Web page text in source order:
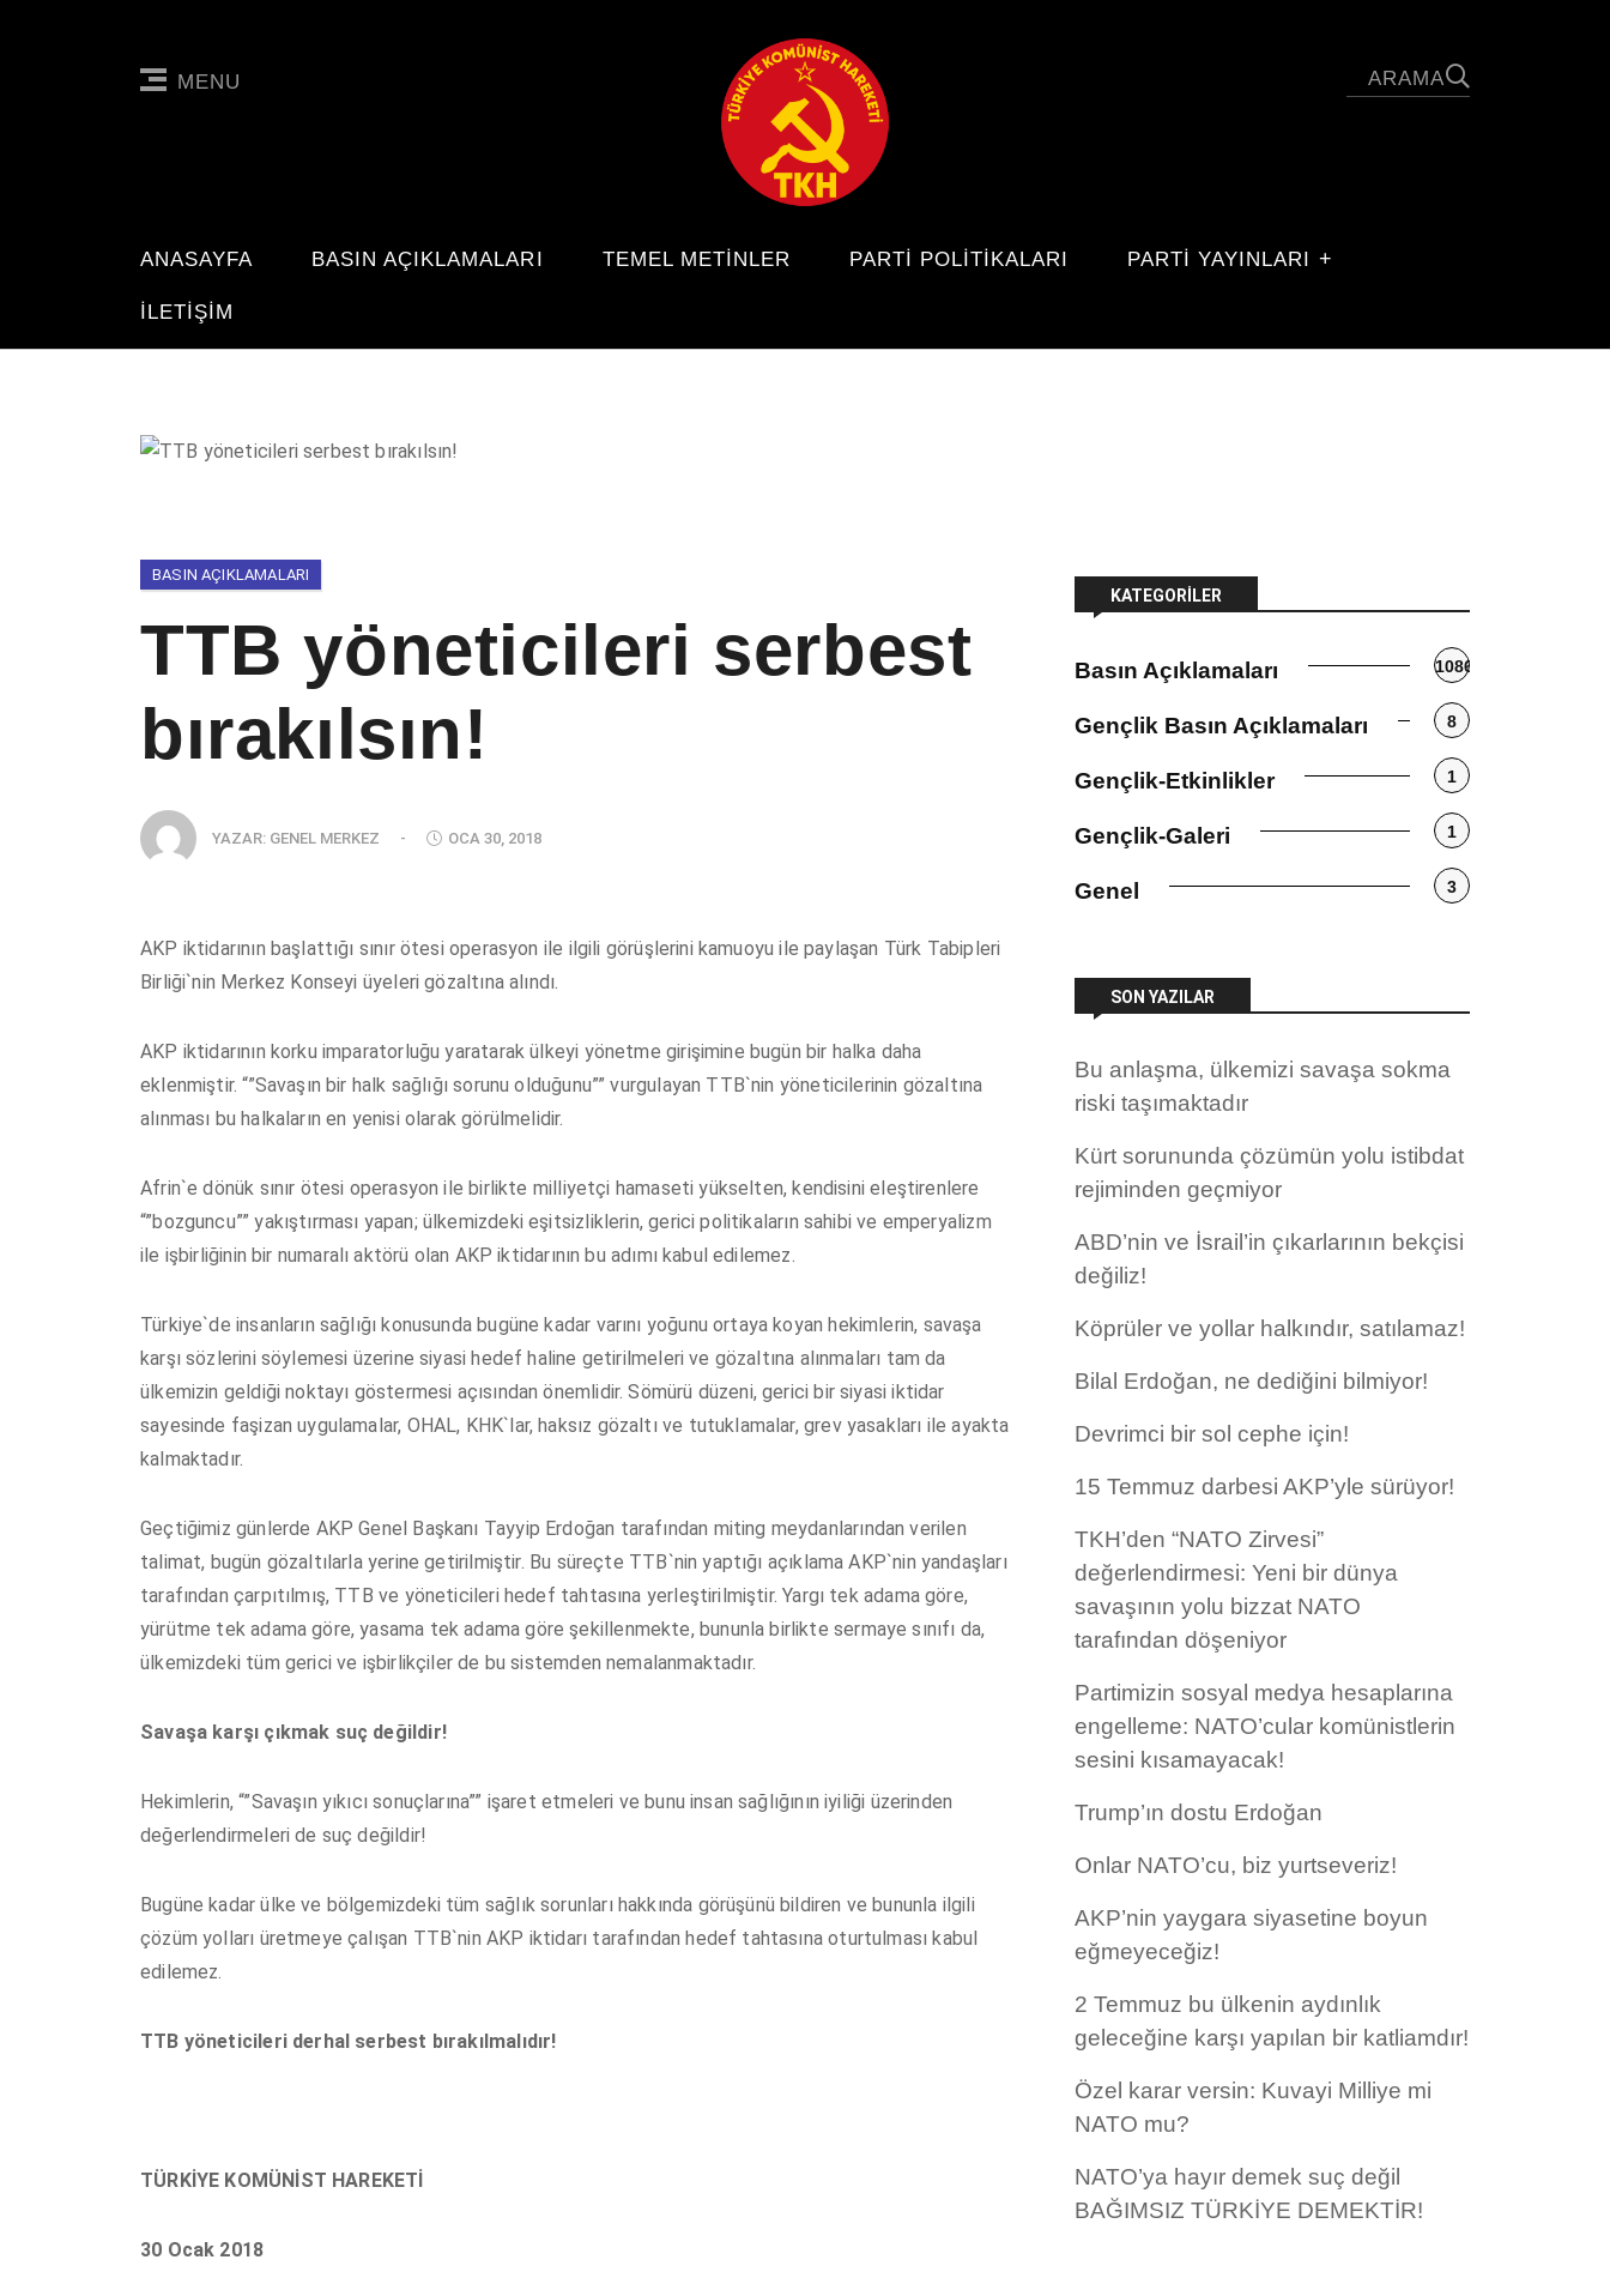
MENU
ANASAYFA BASIN AÇIKLAMALARI TEMEL METINLER PARTI POLITIKALARI PARTİ YAYINLARI
İLETIŞIM
BASIN AÇIKLAMALARI
TTB yöneticileri serbest
bırakılsın!
YAZAR: GENEL MERKEZ - OCA 30, 2018
AKP iktidarının başlattığı sınır ötesi operasyon ile ilgili görüşlerini kamuoyu ile paylaşan Türk Tabipleri
Birliği`nin Merkez Konseyi üyeleri gözaltına alındı.
AKP iktidarının korku imparatorluğu yaratarak ülkeyi yönetme girişimine bugün bir halka daha
eklenmiştir. “”Savaşın bir halk sağlığı sorunu olduğunu”” vurgulayan TTB`nin yöneticilerinin gözaltına
alınması bu halkaların en yenisi olarak görülmelidir.
Afrin`e dönük sınır ötesi operasyon ile birlikte milliyetçi hamaseti yükselten, kendisini eleştirenlere
“”bozguncu”” yakıştırması yapan; ülkemizdeki eşitsizliklerin, gerici politikaların sahibi ve emperyalizm
ile işbirliğinin bir numaralı aktörü olan AKP iktidarının bu adımı kabul edilemez.
Türkiye`de insanların sağlığı konusunda bugüne kadar varını yoğunu ortaya koyan hekimlerin, savaşa
karşı sözlerini söylemesi üzerine siyasi hedef haline getirilmeleri ve gözaltına alınmaları tam da
ülkemizin geldiği noktayı göstermesi açısından önemlidir. Sömürü düzeni, gerici bir siyasi iktidar
sayesinde faşizan uygulamalar, OHAL, KHK`lar, haksız gözaltı ve tutuklamalar, grev yasakları ile ayakta
kalmaktadır.
Geçtiğimiz günlerde AKP Genel Başkanı Tayyip Erdoğan tarafından miting meydanlarından verilen
talimat, bugün gözaltılarla yerine getirilmiştir. Bu süreçte TTB`nin yaptığı açıklama AKP`nin yandaşları
tarafından çarpıtılmış, TTB ve yöneticileri hedef tahtasına yerleştirilmiştir. Yargı tek adama göre,
yürütme tek adama göre, yasama tek adama göre şekillenmekte, bununla birlikte sermaye sınıfı da,
ülkemizdeki tüm gerici ve işbirlikçiler de bu sistemden nemalanmaktadır.
Savaşa karşı çıkmak suç değildir!
Hekimlerin, “”Savaşın yıkıcı sonuçlarına”” işaret etmeleri ve bunu insan sağlığının iyiliği üzerinden
değerlendirmeleri de suç değildir!
Bugüne kadar ülke ve bölgemizdeki tüm sağlık sorunları hakkında görüşünü bildiren ve bununla ilgili
çözüm yolları üretmeye çalışan TTB`nin AKP iktidarı tarafından hedef tahtasına oturtulması kabul
edilemez.
TTB yöneticileri derhal serbest bırakılmalıdır!
TÜRKİYE KOMÜNİST HAREKETİ
30 Ocak 2018
KATEGORILER
Basın Açıklamaları 1086
Gençlik Basın Açıklamaları 8
Gençlik-Etkinlikler 1
Gençlik-Galeri 1
Genel 3
SON YAZILAR
Bu anlaşma, ülkemizi savaşa sokma
riski taşımaktadır
Kürt sorununda çözümün yolu istibdat
rejiminden geçmiyor
ABD’nin ve İsrail’in çıkarlarının bekçisi
değiliz!
Köprüler ve yollar halkındır, satılamaz!
Bilal Erdoğan, ne dediğini bilmiyor!
Devrimci bir sol cephe için!
15 Temmuz darbesi AKP’yle sürüyor!
TKH’den “NATO Zirvesi”
değerlendirmesi: Yeni bir dünya
savaşının yolu bizzat NATO
tarafından döşeniyor
Partimizin sosyal medya hesaplarına
engelleme: NATO’cular komünistlerin
sesini kısamayacak!
Trump’ın dostu Erdoğan
Onlar NATO’cu, biz yurtseveriz!
AKP’nin yaygara siyasetine boyun
eğmeyeceğiz!
2 Temmuz bu ülkenin aydınlık
geleceğine karşı yapılan bir katliamdır!
Özel karar versin: Kuvayi Milliye mi
NATO mu?
NATO’ya hayır demek suç değil
BAĞIMSIZ TÜRKİYE DEMEKTİR!